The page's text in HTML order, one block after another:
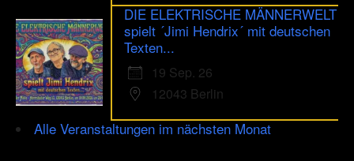
DIE ELEKTRISCHE MÄNNERWELT
spielt ´Jimi Hendrix´ mit deutschen
Texten...
19 Sep. 26
12043 Berlin
Alle Veranstaltungen im nächsten Monat